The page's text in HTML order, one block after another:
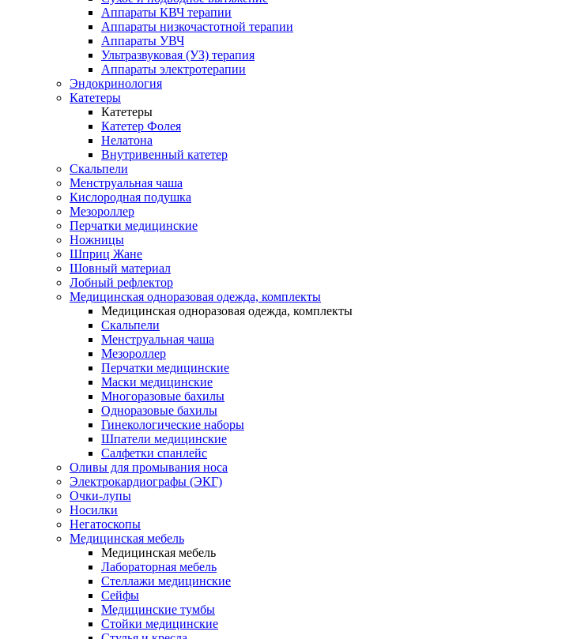
Аппараты КВЧ терапии
Аппараты низкочастотной терапии
Аппараты УВЧ
Ультразвуковая (УЗ) терапия
Аппараты электротерапии
Эндокринология
Катетеры
Катетеры
Катетер Фолея
Нелатона
Внутривенный катетер
Скальпели
Менструальная чаша
Кислородная подушка
Мезороллер
Перчатки медицинские
Ножницы
Шприц Жане
Шовный материал
Лобный рефлектор
Медицинская одноразовая одежда, комплекты
Медицинская одноразовая одежда, комплекты
Скальпели
Менструальная чаша
Мезороллер
Перчатки медицинские
Маски медицинские
Многоразовые бахилы
Одноразовые бахилы
Гинекологические наборы
Шпатели медицинские
Салфетки спанлейс
Оливы для промывания носа
Электрокардиографы (ЭКГ)
Очки-лупы
Носилки
Негатоскопы
Медицинская мебель
Медицинская мебель
Лабораторная мебель
Стеллажи медицинские
Сейфы
Медицинские тумбы
Стойки медицинские